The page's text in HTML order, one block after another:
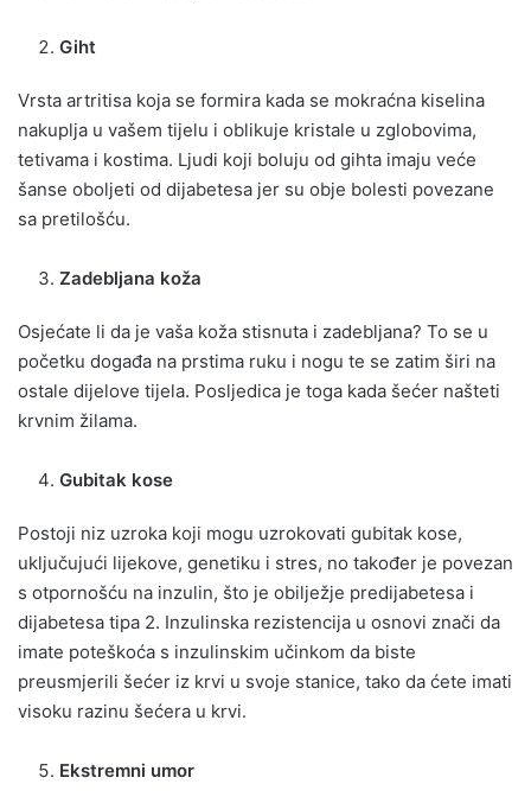
Giht
Vrsta artritisa koja se formira kada se mokraćna kiselina
nakuplja u vašem tijelu i oblikuje kristale u zglobovima,
tetivama i kostima. Ljudi koji boluju od gihta imaju veće
šanse oboljeti od dijabetesa jer su obje bolesti povezane
sa pretilošću.
Zadebljana koža
Osjećate li da je vaša koža stisnuta i zadebljana? To se u
početku događa na prstima ruku i nogu te se zatim širi na
ostale dijelove tijela. Posljedica je toga kada šećer našteti
krvnim žilama.
Gubitak kose
Postoji niz uzroka koji mogu uzrokovati gubitak kose,
uključujući lijekove, genetiku i stres, no također je povezan
s otpornošću na inzulin, što je obilježje predijabetesa i
dijabetesa tipa 2. Inzulinska rezistencija u osnovi znači da
imate poteškoća s inzulinskim učinkom da biste
preusmjerili šećer iz krvi u svoje stanice, tako da ćete imati
visoku razinu šećera u krvi.
Ekstremni umor